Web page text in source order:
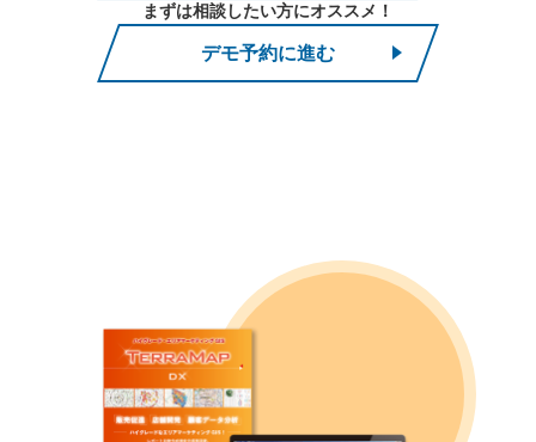
まずは相談したい方にオススメ！
デモ予約に進む